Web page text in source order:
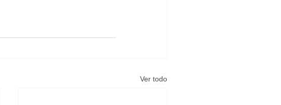
Ver todo